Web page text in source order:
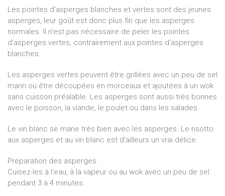
Les pointes d'asperges blanches et vertes sont des jeunes
asperges, leur goût est donc plus fin que les asperges
normales. Il n'est pas nécessaire de peler les pointes
d'asperges vertes, contrairement aux pointes d'asperges
blanches.
Les asperges vertes peuvent être grillées avec un peu de sel
marin ou être découpées en morceaux et ajoutées à un wok
sans cuisson préalable. Les asperges sont aussi très bonnes
avec le poisson, la viande, le poulet ou dans les salades.
Le vin blanc se marie très bien avec les asperges. Le risotto
aux asperges et au vin blanc est d'ailleurs un vrai délice.
Préparation des asperges :
Cuisez-les à l'eau, à la vapeur ou au wok avec un peu de sel
pendant 3 à 4 minutes.